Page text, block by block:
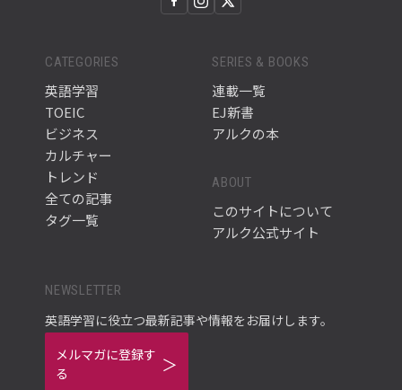
CATEGORIES
英語学習
TOEIC
ビジネス
カルチャー
トレンド
全ての記事
タグ一覧
SERIES & BOOKS
連載一覧
EJ新書
アルクの本
ABOUT
このサイトについて
アルク公式サイト
NEWSLETTER
英語学習に役立つ最新記事や情報をお届けします。
メルマガに登録す
る